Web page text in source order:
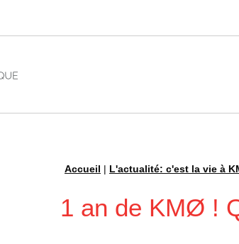
Accueil | L'actualité: c'est la vie à
1 an de KMØ !